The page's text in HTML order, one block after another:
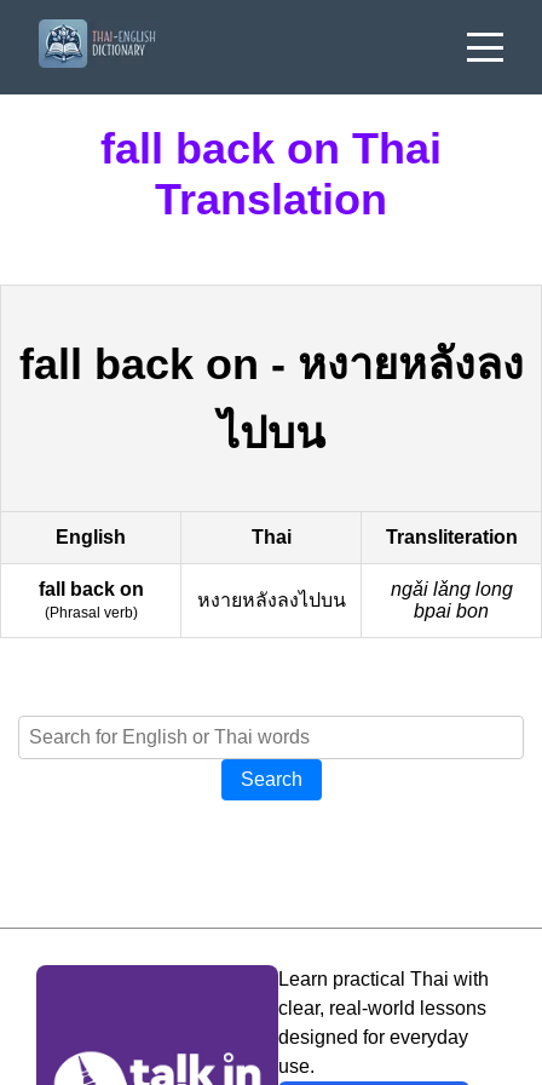
fall back on Thai
Translation
fall back on - หงายหลังลง
ไปบน
English Thai Transliteration
fall back on
(Phrasal verb)
หงายหลังลงไปบน
ngǎi lǎng long
bpai bon
Search
Learn practical Thai with
clear, real-world lessons
designed for everyday
use.